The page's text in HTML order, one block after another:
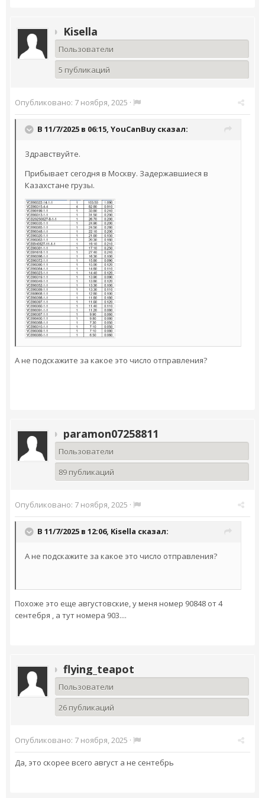
Kisella
Пользователи
5 публикаций
Опубликовано: 7 ноября, 2025 ·
В 11/7/2025 в 06:15, YouCanBuy сказал:
Здравствуйте.
Прибывает сегодня в Москву. Задержавшиеся в
Казахстане грузы.
А не подскажите за какое это число отправления?
paramon07258811
Пользователи
89 публикаций
Опубликовано: 7 ноября, 2025 ·
В 11/7/2025 в 12:06, Kisella сказал:
А не подскажите за какое это число отправления?
Похоже это еще августовские, у меня номер 90848 от 4
сентебря , а тут номера 903....
flying_teapot
Пользователи
26 публикаций
Опубликовано: 7 ноября, 2025 ·
Да, это скорее всего август а не сентебрь